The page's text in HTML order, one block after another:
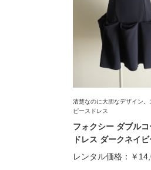
清楚なのに大胆なデザイン。
ピースドレス
フォクシー ダブル
ドレス ダークネイ
レンタル価格： ￥